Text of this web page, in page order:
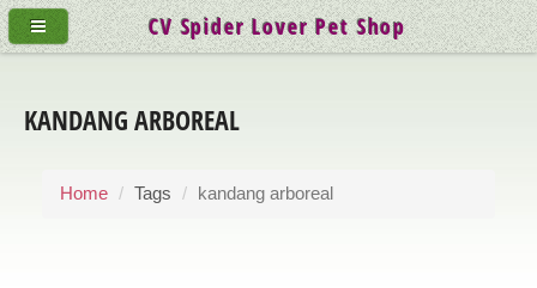
KANDANG ARBOREAL
Home Tags kandang arboreal
CV Spider Lover Pet Shop